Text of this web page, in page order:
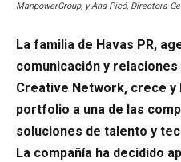
ManpowerGroup, y Ana Picó, Directora
La familia de Havas PR,
comunicación y relaciones
Creative Network, crece y
portfolio a una de las
soluciones de talento y
La compañía ha decidido